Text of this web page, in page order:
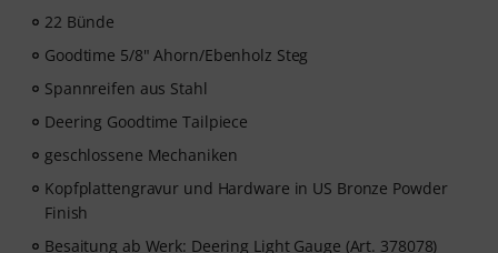
22 Bünde
Goodtime 5/8" Ahorn/Ebenholz Steg
Spannreifen aus Stahl
Deering Goodtime Tailpiece
geschlossene Mechaniken
Kopfplattengravur und Hardware in US Bronze Powder
Finish
Besaitung ab Werk: Deering Light Gauge (Art. 378078)